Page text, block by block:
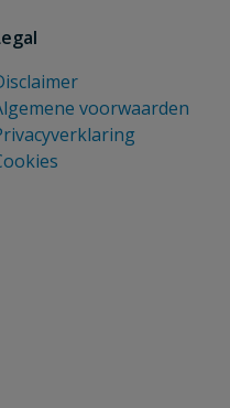
voorwaarden